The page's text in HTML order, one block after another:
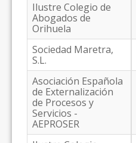
Ilustre Colegio de
Abogados de
Orihuela
Sociedad Maretra,
S.L.
Asociación Española
de Externalización
de Procesos y
Servicios -
AEPROSER